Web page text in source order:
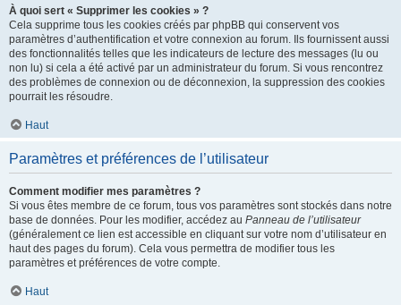
À quoi sert « Supprimer les cookies » ?
Cela supprime tous les cookies créés par phpBB qui conservent vos
paramètres d’authentification et votre connexion au forum. Ils fournissent aussi
des fonctionnalités telles que les indicateurs de lecture des messages (lu ou
non lu) si cela a été activé par un administrateur du forum. Si vous rencontrez
des problèmes de connexion ou de déconnexion, la suppression des cookies
pourrait les résoudre.
Haut
Paramètres et préférences de l’utilisateur
Comment modifier mes paramètres ?
Si vous êtes membre de ce forum, tous vos paramètres sont stockés dans notre
base de données. Pour les modifier, accédez au Panneau de l’utilisateur
(généralement ce lien est accessible en cliquant sur votre nom d’utilisateur en
haut des pages du forum). Cela vous permettra de modifier tous les
paramètres et préférences de votre compte.
Haut